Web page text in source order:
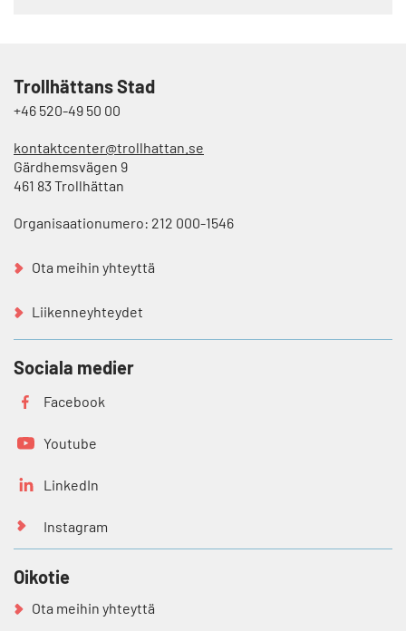
Trollhättans Stad
+46 520-49 50 00
kontaktcenter@trollhattan.se
Gärdhemsvägen 9
461 83 Trollhättan
Organisaationumero: 212 000-1546
Ota meihin yhteyttä
Liikenneyhteydet
Sociala medier
Facebook
Youtube
LinkedIn
Instagram
Oikotie
Ota meihin yhteyttä